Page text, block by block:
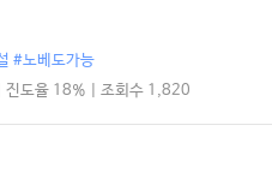
#노베도가능
도율 18% | 조회수 1,820